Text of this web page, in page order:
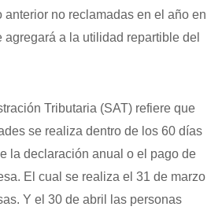
no reclamadas en el año en
a la utilidad repartible del
Tributaria (SAT) refiere que
se realiza dentro de los 60 días
la declaración anual o el pago de
El cual se realiza el 31 de marzo
Y el 30 de abril las personas